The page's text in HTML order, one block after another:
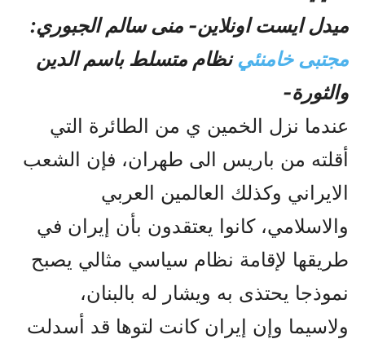
میدل ایست اونلاین- منی سالم الجبوري:
مجتبی خامنئينظام متسلط باسم الدين
والثورة-
عندما نزل الخمين ي من الطائرة التي
أقلته من باريس الى طهران، فإن الشعب
الايراني وكذلك العالمين العربي
والاسلامي، كانوا يعتقدون بأن إيران في
طريقها لإقامة نظام سياسي مثالي يصبح
نموذجا يحتذى به ويشار له بالبنان،
ولاسيما وإن إيران كانت لتوها قد أسدلت